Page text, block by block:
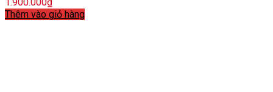
Thêm vào giỏ hàng